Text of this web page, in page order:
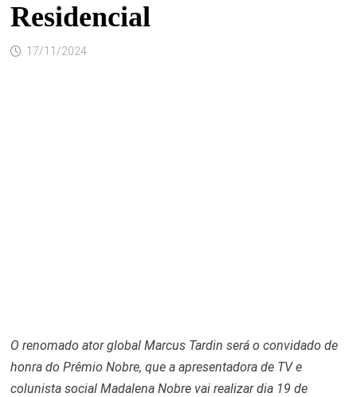
Residencial
17/11/2024
O renomado ator global Marcus Tardin será o convidado de
honra do Prêmio Nobre, que a apresentadora de TV e
colunista social Madalena Nobre vai realizar dia 19 de